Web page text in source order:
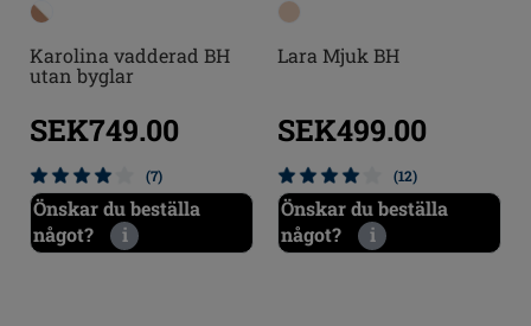
Karolina vadderad BH
utan byglar
SEK749.00
(7)
Önskar du beställa
något?
i
Lara Mjuk BH
SEK499.00
(12)
Önskar du beställa
något?
i